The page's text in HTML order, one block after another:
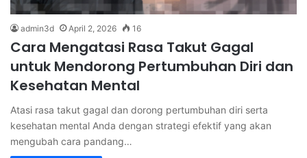
admin3d April 2, 2026 16
Cara Mengatasi Rasa Takut Gagal
untuk Mendorong Pertumbuhan Diri dan
Kesehatan Mental
Atasi rasa takut gagal dan dorong pertumbuhan diri serta
kesehatan mental Anda dengan strategi efektif yang akan
mengubah cara pandang…